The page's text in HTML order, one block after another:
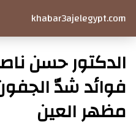
khabar3ajelegypt.com
الدكتور حسن
فوائد شدّ
مظهر العين